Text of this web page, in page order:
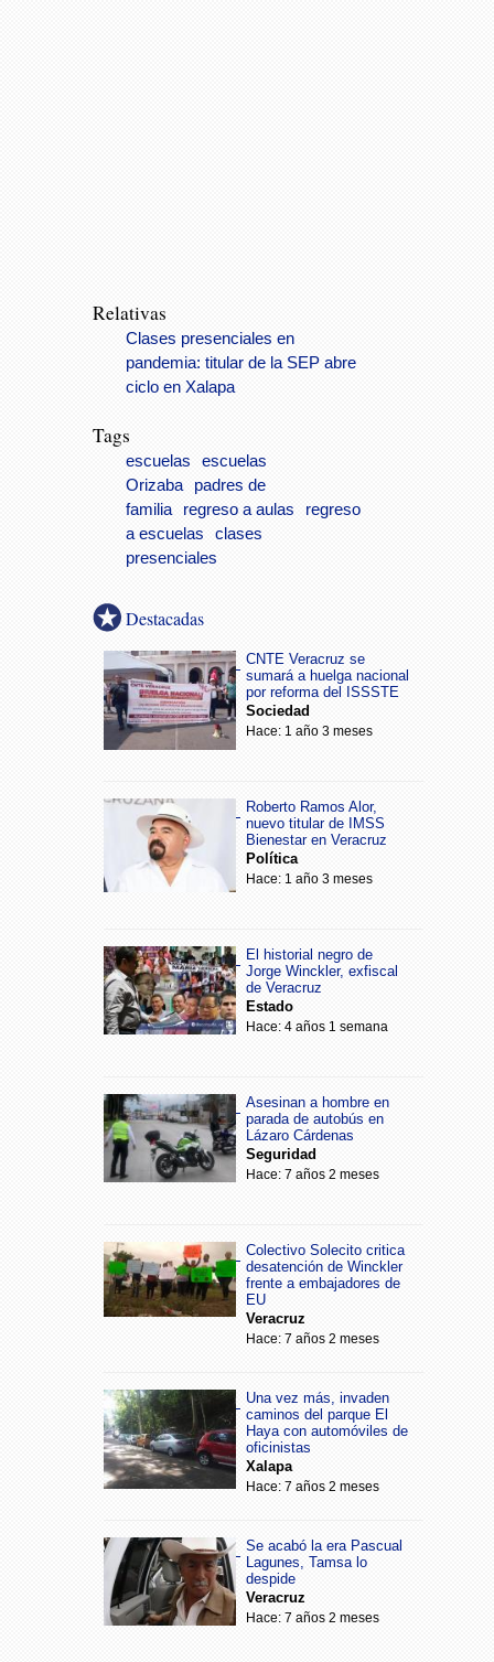
Relativas
Clases presenciales en
pandemia: titular de la SEP abre
ciclo en Xalapa
Tags
escuelas
escuelas
Orizaba
padres de
familia
regreso a aulas
regreso
a escuelas
clases
presenciales
Destacadas
CNTE Veracruz se
sumará a huelga nacional
por reforma del ISSSTE
Sociedad
Hace: 1 año 3 meses
Roberto Ramos Alor,
nuevo titular de IMSS
Bienestar en Veracruz
Política
Hace: 1 año 3 meses
El historial negro de
Jorge Winckler, exfiscal
de Veracruz
Estado
Hace: 4 años 1 semana
Asesinan a hombre en
parada de autobús en
Lázaro Cárdenas
Seguridad
Hace: 7 años 2 meses
Colectivo Solecito critica
desatención de Winckler
frente a embajadores de
EU
Veracruz
Hace: 7 años 2 meses
Una vez más, invaden
caminos del parque El
Haya con automóviles de
oficinistas
Xalapa
Hace: 7 años 2 meses
Se acabó la era Pascual
Lagunes, Tamsa lo
despide
Veracruz
Hace: 7 años 2 meses